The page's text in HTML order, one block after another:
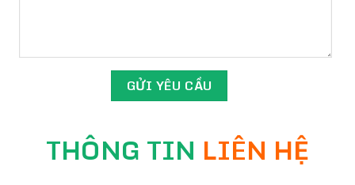
THÔNG TIN LIÊN HỆ